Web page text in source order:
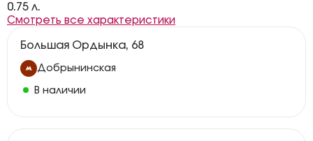
0.75 л.
Смотреть все характеристики
Большая Ордынка, 68
Добрынинская
В наличии